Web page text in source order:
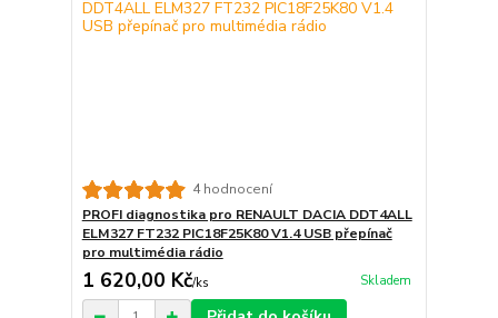
4 hodnocení
PROFI diagnostika pro RENAULT DACIA DDT4ALL
ELM327 FT232 PIC18F25K80 V1.4 USB přepínač
pro multimédia rádio
1 620,00 Kč/ks Skladem